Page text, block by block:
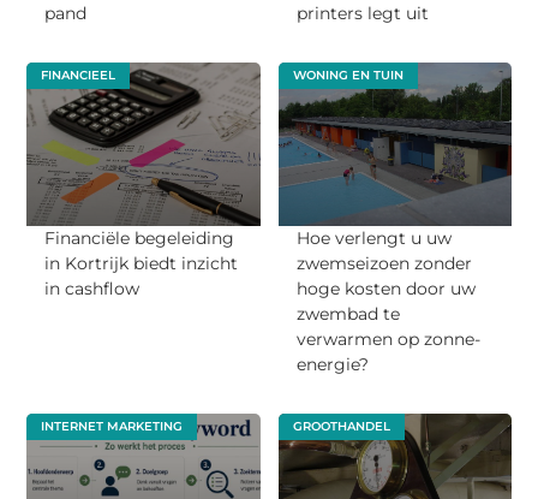
pand
printers legt uit
FINANCIEEL
Financiële begeleiding
in Kortrijk biedt inzicht
in cashflow
WONING EN TUIN
Hoe verlengt u uw
zwemseizoen zonder
hoge kosten door uw
zwembad te
verwarmen op zonne-
energie?
INTERNET MARKETING GROOTHANDEL